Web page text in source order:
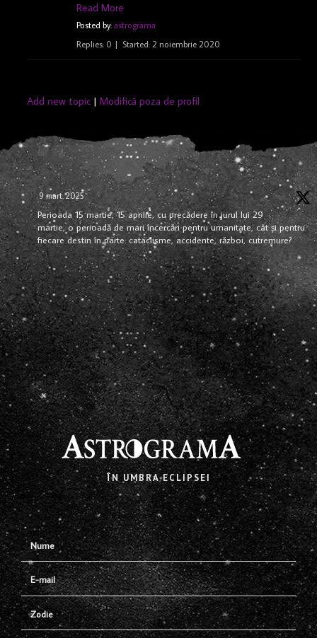
Read More
Posted by:astrograma
Replies: 0
Started:2 noiembrie 2020
Add new topic | Modifică poza de profil
9 mart. 2025
Perioada 15 martie, 15 aprilie, cu precădere în jurul lui 29
martie, o perioadă de mari încercări pentru umanitate, cât și pentru
fiecare destin în parte: cataclisme, accidente, război, cutremure?
X
ÎN UMBRA ECLIPSEI